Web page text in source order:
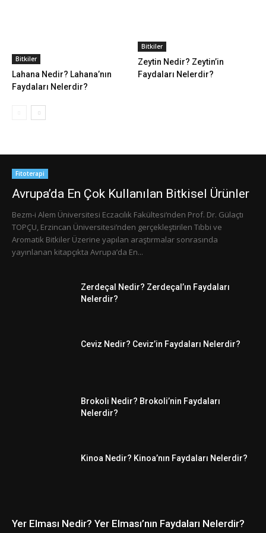
Bitkiler
Lahana Nedir? Lahana’nın
Faydaları Nelerdir?
Bitkiler
Zeytin Nedir? Zeytin’in
Faydaları Nelerdir?
Fitoterapi
Avrupa’da En Çok Kullanılan Bitkisel Ürünler
Bezm-i Alem Üniversitesi Eczacılık Fakültesi‘nden Prof. Dr. Gülaçtı
TOPÇU, Erzincan Üniversitesi’nden gerçekleştirilen Tıbbi ve
Aromatik Bitkiler Üzerine yapılan araştırmalar sonrasında
yayınlanan kitapçıkta Avrupa’da En...
Zerdeçal Nedir? Zerdeçal’ın Faydaları
Nelerdir?
Ceviz Nedir? Ceviz’in Faydaları Nelerdir?
Brokoli Nedir? Brokoli’nin Faydaları
Nelerdir?
Kinoa Nedir? Kinoa’nın Faydaları Nelerdir?
Yer Elması Nedir? Yer Elması’nın Faydaları Nelerdir?